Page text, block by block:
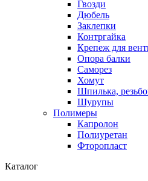
Гвозди
Дюбель
Заклепки
Контргайка
Крепеж для
Опора балки
Саморез
Хомут
Шпилька,
Шурупы
Полимеры
Капролон
Полиуретан
Фторопласт
Каталог